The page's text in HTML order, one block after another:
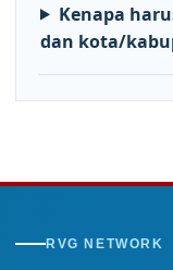
Kenapa
dan kota/
RVG NETWORK